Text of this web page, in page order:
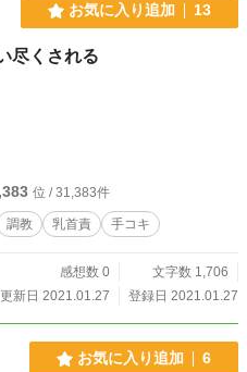
お気に入り追加 13
尽くされる
位 / 31,383件
調教 乳首責 手コキ
感想数 0
文字数 1,706
新日 2021.01.27
登録日 2021.01.27
お気に入り追加 6